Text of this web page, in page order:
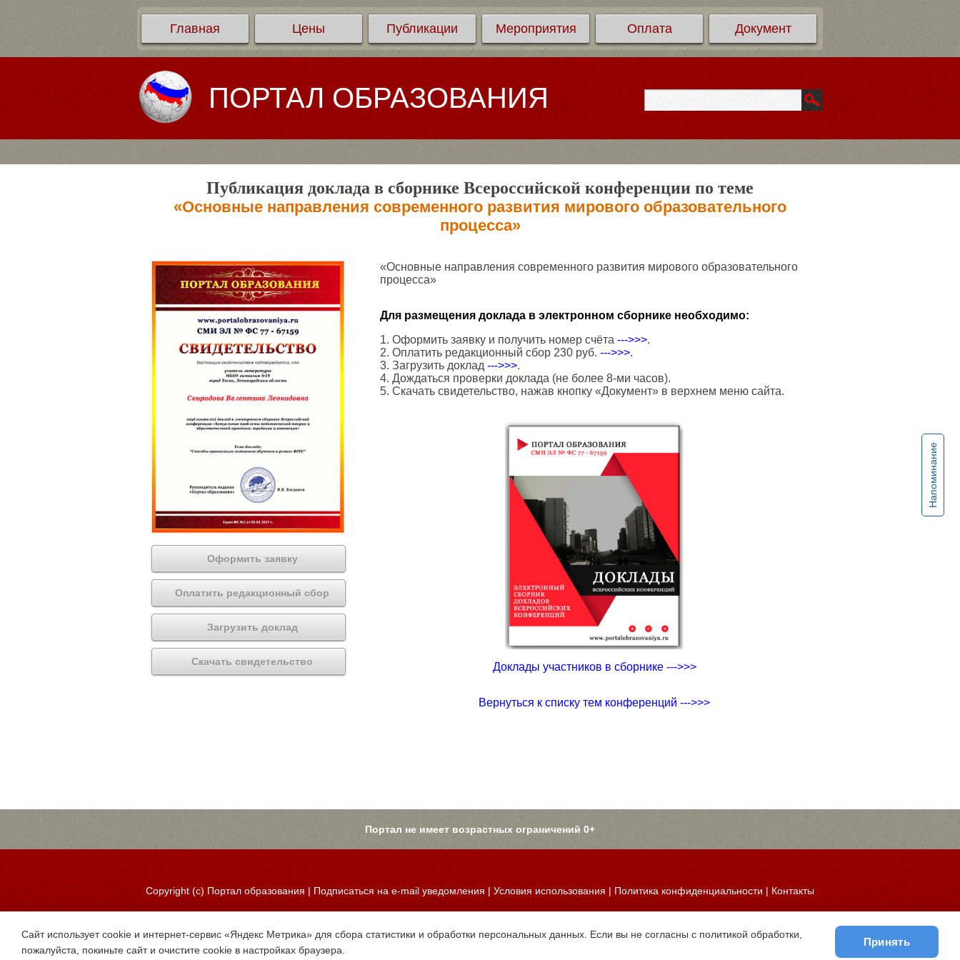
Главная Цены Публикации Мероприятия Оплата Документ
ПОРТАЛ ОБРАЗОВАНИЯ
Напоминание
Публикация доклада в сборнике Всероссийской конференции по теме
«Основные направления современного развития мирового образовательного
процесса»
Оформить заявку
Оплатить редакционный сбор
Загрузить доклад
Скачать свидетельство
«Основные направления современного развития мирового образовательного
процесса»
Для размещения доклада в электронном сборнике необходимо:
1. Оформить заявку и получить номер счёта --->>>.
2. Оплатить редакционный сбор 230 руб. --->>>.
3. Загрузить доклад --->>>.
4. Дождаться проверки доклада (не более 8-ми часов).
5. Скачать свидетельство, нажав кнопку «Документ» в верхнем меню сайта.
Доклады участников в сборнике --->>>
Вернуться к списку тем конференций --->>>
Портал не имеет возрастных ограничений 0+
Copyright (c) Портал образования | Подписаться на e-mail уведомления |Условия использования | Политика конфиденциальности| Контакты
Сайт использует cookie и интернет-сервис «Яндекс Метрика» для сбора статистики и обработки персональных данных. Если вы не согласны с политикой обработки,
пожалуйста, покиньте сайт и очистите cookie в настройках браузера.
Принять